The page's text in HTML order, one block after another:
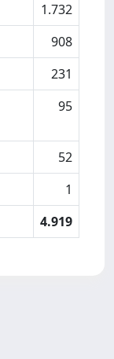
1.732
908
231
95
52
1
4.919